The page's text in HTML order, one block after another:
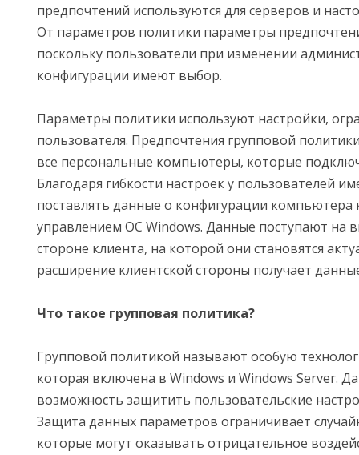
предпочтений используются для серверов и
От параметров политики параметры
поскольку пользователи при изменении
конфигурации имеют выбор.
Параметры политики используют настройки,
пользователя. Предпочтения групповой
все персональные компьютеры, которые
Благодаря гибкости настроек у пользователей
поставлять данные о конфигурации компьютера
управлением ОС Windows. Данные поступают на
стороне клиента, на которой они становятся
расширение клиентской стороны получает
Что такое групповая политика?
Групповой политикой называют особую
которая включена в Windows и Windows Server.
возможность защитить пользовательские
Защита данных параметров ограничивает
которые могут оказывать отрицательное